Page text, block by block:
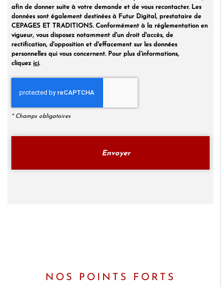
afin de donner suite à votre demande et de vous recontacter. Les
données sont également destinées à Futur Digital, prestataire de
CEPAGES ET TRADITIONS. Conformément à la réglementation en
vigueur, vous disposez notamment d'un droit d'accès, de
rectification, d'opposition et d'effacement sur les données
personnelles qui vous concernent. Pour plus d’informations,
cliquez ici.
* Champs obligatoires
NOS POINTS FORTS